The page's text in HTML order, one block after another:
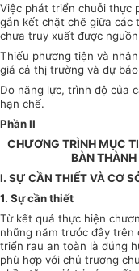
Việc phát triển chuỗi thực
gắn kết chặt chẽ giữa các
chưa truy xuất được
Thiếu phương tiện và
giá cả thị trường và dự
Do năng lực, trình độ của
hạn chế.
Phần II
CHƯƠNG TRÌNH MỤC
BÀN
I. SỰ CẦN THIẾT VÀ CƠ
1. Sự cần thiết
Từ kết quả thực hiện
những năm trước đây
triển rau an toàn là đúng
phù hợp với chủ trương